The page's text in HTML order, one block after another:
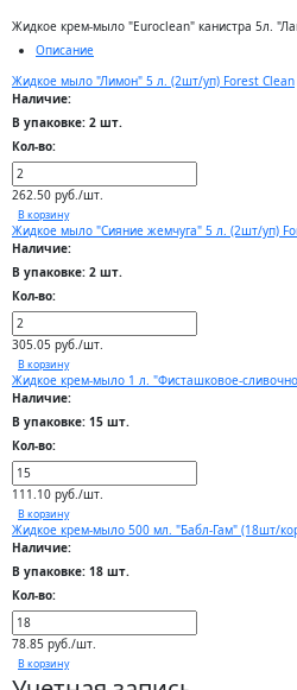
Жидкое крем-мыло "Euroclean" канистра 5л.
Описание
Жидкое мыло "Лимон" 5 л. (2шт/уп) Forest Clean
Наличие:
В упаковке: 2 шт.
Кол-во:
262.50 руб./шт.
В корзину
Жидкое мыло "Сияние жемчуга" 5 л. (2шт/уп)
Наличие:
В упаковке: 2 шт.
Кол-во:
305.05 руб./шт.
В корзину
Жидкое крем-мыло 1 л. "Фисташковое-
Наличие:
В упаковке: 15 шт.
Кол-во:
111.10 руб./шт.
В корзину
Жидкое крем-мыло 500 мл. "Бабл-Гам" (18шт/
Наличие:
В упаковке: 18 шт.
Кол-во:
78.85 руб./шт.
В корзину